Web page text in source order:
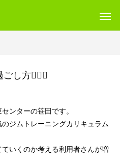
行支援・ニコサービス城東センター
し方🏋️‍♀️✨
ンターの笹田です。
ジムトレーニングカリキュラム
いくのか考える利用者さんが増